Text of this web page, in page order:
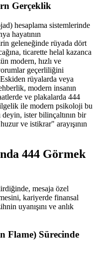
Gerçeklik
hesaplama sistemlerinde
hayatının
geleneğinde rüyada dört
ticarette helal kazanca
modern, hızlı ve
geçerliliğini
rüyalarda veya
modern insanın
ve plakalarda 444
ile modern psikoloji bu
ister bilinçaltının bir
ve istikrar" arayışının
444 Görmek
mesaja özel
kariyerde finansal
uyanışını ve anlık
Flame) Sürecinde